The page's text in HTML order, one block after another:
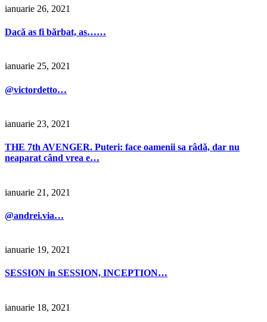
ianuarie 26, 2021
Dacă as fi bărbat, as……
ianuarie 25, 2021
@victordetto…
ianuarie 23, 2021
THE 7th AVENGER. Puteri: face oamenii sa râdă, dar nu
neaparat când vrea e…
ianuarie 21, 2021
@andrei.via…
ianuarie 19, 2021
SESSION in SESSION, INCEPTION…
ianuarie 18, 2021